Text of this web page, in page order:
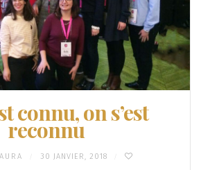
connu, on s’est
reconnu
30 JANVIER, 2018